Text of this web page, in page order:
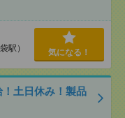
駅） 気になる！
土日休み！製品